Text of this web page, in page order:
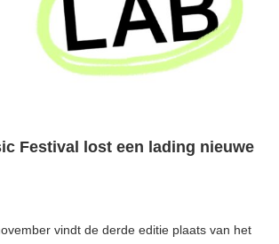
Festival lost een lading nieuwe
vindt de derde editie plaats van het